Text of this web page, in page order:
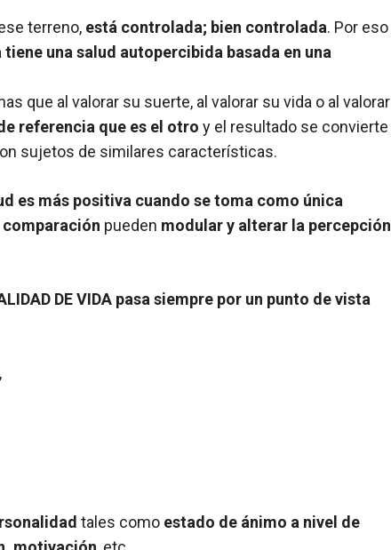
terreno, está controlada; bien controlada. Por eso
tiene una salud autopercibida basada en una
que al valorar su suerte, al valorar su vida o al valorar
referencia que es el otro y el resultado se convierte
sujetos de similares características.
es más positiva cuando se toma como única
pueden modular y alterar la percepción
DE VIDA pasa siempre por un punto de vista
,
tales como estado de ánimo a nivel de